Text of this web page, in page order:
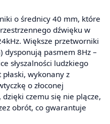
o średnicy 40 mm, które
dźwięku w
Większe przetworniki
dysponują pasmem 8Hz –
słyszalności ludzkiego
wykonany z
o złoconej
dzięki czemu się nie plącze,
obrót, co gwarantuje